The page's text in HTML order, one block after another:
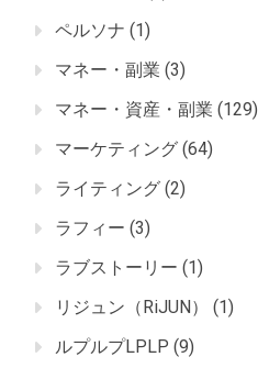
ペルソナ (1)
マネー・副業 (3)
マネー・資産・副業 (129)
マーケティング (64)
ライティング (2)
ラフィー (3)
ラブストーリー (1)
リジュン（RiJUN）
(1)
ルプルプLPLP (9)